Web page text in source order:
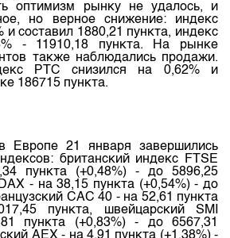
KG
информации
торгов
металлам
по ГЦБ
ГЦБ
по депозитам
оптимизм рынку не удалось, и
но верное снижение: индекс
и составил 1880,21 пункта, индекс
- 11910,18 пункта. На рынке
также наблюдались продажи.
РТС снизился на 0,62% и
186715 пункта.
Европе 21 января завершились
британский индекс FTSE
пункта (+0,48%) - до 5896,25
- на 38,15 пункта (+0,54%) - до
CAC 40 - на 52,61 пункта
пункта, швейцарский SMI
пункта (+0,83%) - до 6567,31